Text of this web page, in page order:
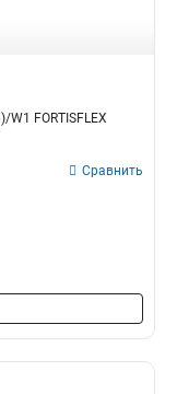
FORTISFLEX
Сравнить